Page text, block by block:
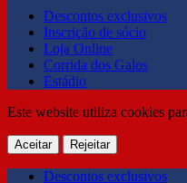
Descontos exclusivos
Inscrição de sócio
Loja Online
Corrida dos Galos
Estádio
Este website utiliza cookies
Aceitar Rejeitar
Descontos exclusivos